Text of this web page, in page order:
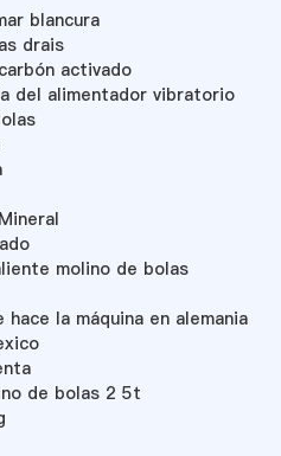
blancura
drais
activado
del alimentador vibratorio
molino de bolas
la máquina en alemania
de bolas 2 5t